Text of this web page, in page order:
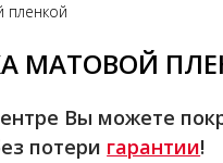
пленкой
МАТОВОЙ
Вы можете
потери гарантии!